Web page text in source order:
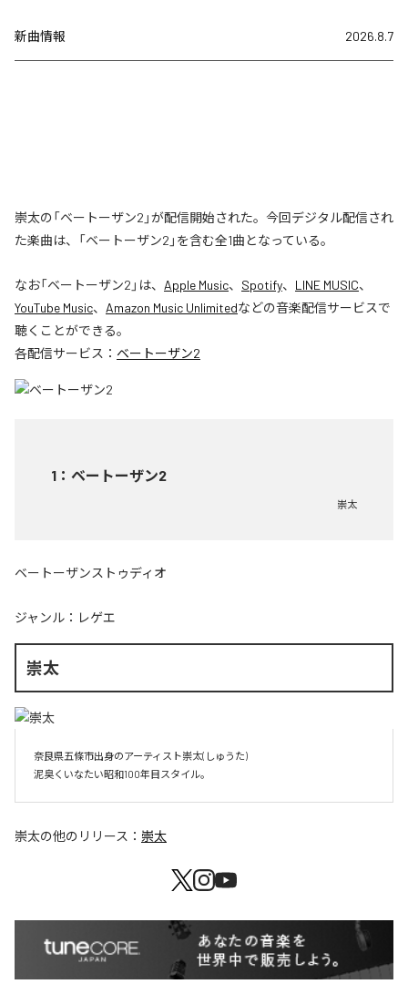
新曲情報 2026.8.7
崇太の「ベートーザン2」が配信開始された。今回デジタル配信され
た楽曲は、「ベートーザン2」を含む全1曲となっている。
なお「ベートーザン2 」は、 Apple Music、 Spotify、 LINE MUSIC、
YouTube Music、 Amazon Music Unlimitedなどの音楽配信サービスで
聴くことができる。
各配信サービス： ベートーザン2
1 ： ベートーザン2
崇太
ベートーザンストゥディオ
ジャンル： レゲエ
崇太
奈良県五條市出身のアーティスト崇太(しゅうた)
崇太の他のリリース： 崇太